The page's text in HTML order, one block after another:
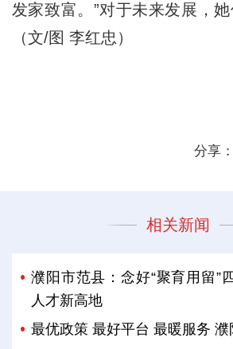
发家致富。”对于未来发展，她
（文/图 李红忠）
分享：
相关新闻
濮阳市范县：念好“聚育用留”
人才新高地
最优政策 最好平台 最暖服务 濮